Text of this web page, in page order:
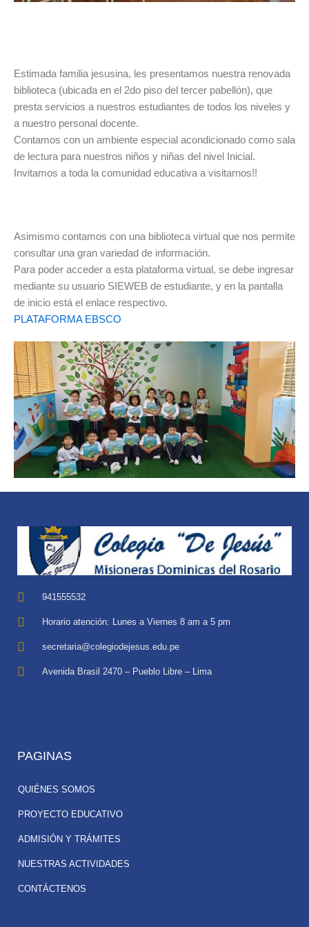
Estimada familia jesusina, les presentamos nuestra renovada
biblioteca (ubicada en el 2do piso del tercer pabellón), que
presta servicios a nuestros estudiantes de todos los niveles y
a nuestro personal docente.
Contamos con un ambiente especial acondicionado como sala
de lectura para nuestros niños y niñas del nivel Inicial.
Invitamos a toda la comunidad educativa a visitarnos!!
Asimismo contamos con una biblioteca virtual que nos permite
consultar una gran variedad de información.
Para poder acceder a esta plataforma virtual, se debe ingresar
mediante su usuario SIEWEB de estudiante, y en la pantalla
de inicio está el enlace respectivo.
PLATAFORMA EBSCO
941555532
Horario atención: Lunes a Viernes 8 am a 5 pm
secretaria@colegiodejesus.edu.pe
Avenida Brasil 2470 – Pueblo Libre – Lima
PAGINAS
QUIÉNES SOMOS
PROYECTO EDUCATIVO
ADMISIÓN Y TRÁMITES
NUESTRAS ACTIVIDADES
CONTÁCTENOS